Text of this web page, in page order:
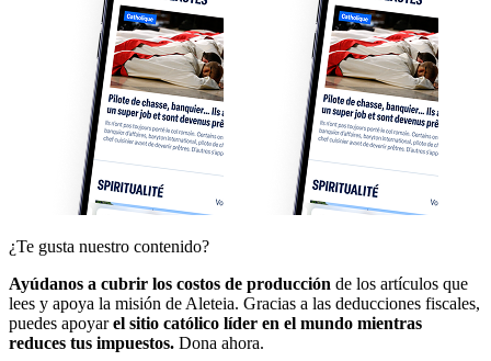
¿Te gusta nuestro contenido?
Ayúdanos a cubrir los costos de producción de los artículos que
lees y apoya la misión de Aleteia. Gracias a las deducciones fiscales,
puedes apoyarel sitio católico líder en el mundo mientras
reduces tus impuestos. Dona ahora.